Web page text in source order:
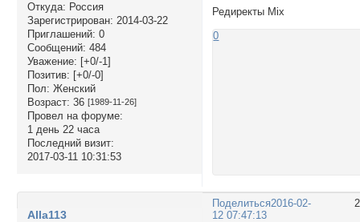
Откуда: Россия
Зарегистрирован: 2014-03-22
Приглашений: 0
Сообщений: 484
Уважение: [+0/-1]
Позитив: [+0/-0]
Пол: Женский
Возраст: 36 [1989-11-26]
Провел на форуме:
1 день 22 часа
Последний визит:
2017-03-11 10:31:53
Редиректы Mix
0
Поделиться2016-02-
12 07:47:13
Alla113